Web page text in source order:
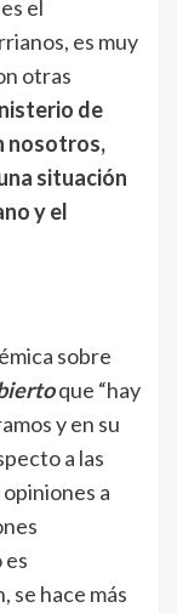
el
es muy
otras
de
nosotros,
situación
y el
sobre
que “hay
y en su
a las
a
es
se hace más